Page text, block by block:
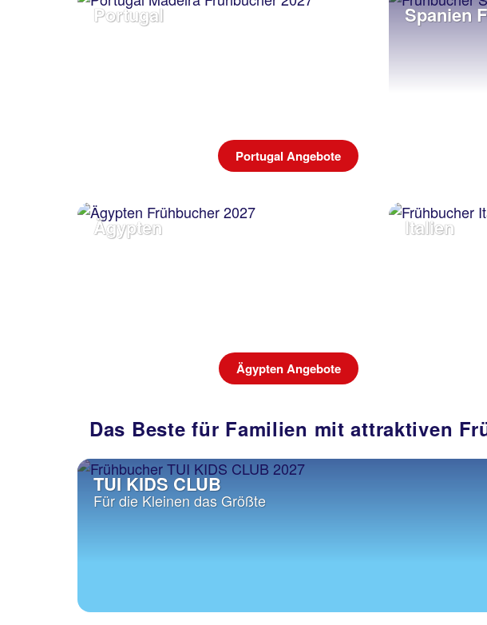
Portugal
Portugal Angebote
Spanien
Ägypten
Ägypten Angebote
Italien
Das Beste für Familien mit attraktiven
TUI KIDS CLUB
Für die Kleinen das Größte